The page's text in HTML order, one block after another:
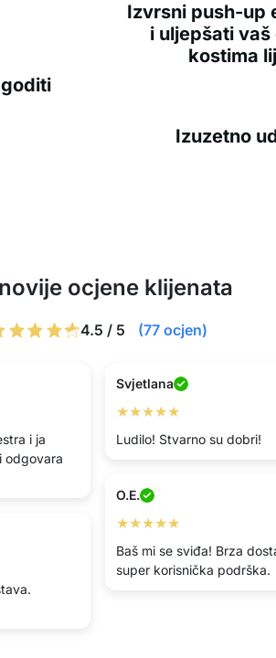
Izvrsni push-up
i uljepšati
kostima
Izuzetno
ocjene klijenata
4.5 / 5 (77 ocjen)
i ja
odgovara
Svjetlana
★★★★★
Ludilo! Stvarno su dobri!
O.E.
★★★★★
Baš mi se sviđa! Brza
super korisnička podrška.